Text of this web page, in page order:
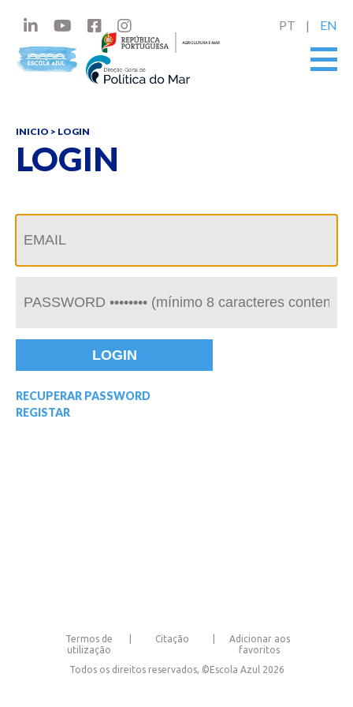
PT EN
INICIO > LOGIN
LOGIN
RECUPERAR PASSWORD
REGISTAR
Termos de
utilização
Citação
Adicionar aos
favoritos
Todos os direitos reservados, ©Escola Azul 2026